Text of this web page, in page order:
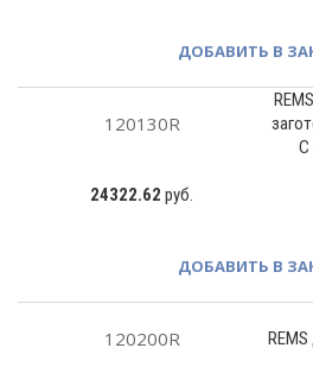
ДОБАВИТЬ В
120130R
С
24322.62 руб.
ДОБАВИТЬ В
120200R